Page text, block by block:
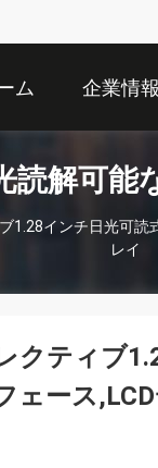
ム 企業情報
読解可能
1.28インチ日光可
レイ
クティブ
ェース